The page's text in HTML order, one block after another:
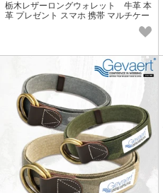
栃木レザーロングウォレット 牛革 本
革 プレゼント スマホ 携帯 マルチケー